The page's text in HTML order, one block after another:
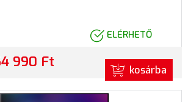
ELÉRHETŐ
990 Ft kosárba